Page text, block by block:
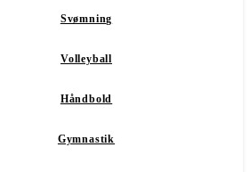
Svømning
Volleyball
Håndbold
Gymnastik